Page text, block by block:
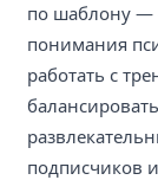
по шаблону —
понимания
работать с
подписчиков